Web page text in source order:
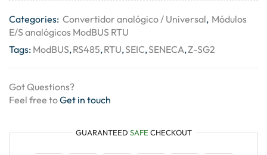
Categories: Convertidor analógico / Universal, Módulos
E/S analógicos ModBUS RTU
Tags: ModBUS,RS485,RTU,SEIC,SENECA,Z-SG2
Got Questions?
Feel free toGet in touch
GUARANTEED SAFE CHECKOUT